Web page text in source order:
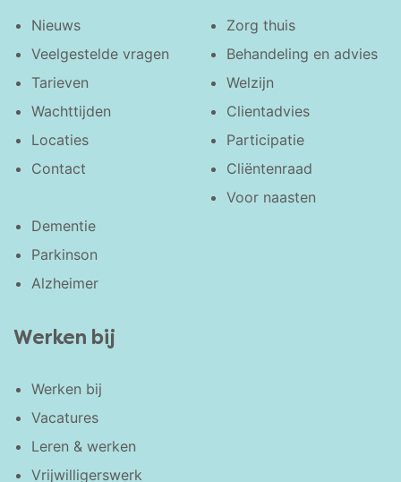
Nieuws
Veelgestelde vragen
Tarieven
Wachttijden
Locaties
Contact
Zorg thuis
Behandeling en advies
Welzijn
Clientadvies
Participatie
Cliëntenraad
Voor naasten
Dementie
Parkinson
Alzheimer
Werken bij
Werken bij
Vacatures
Leren & werken
Vrijwilligerswerk